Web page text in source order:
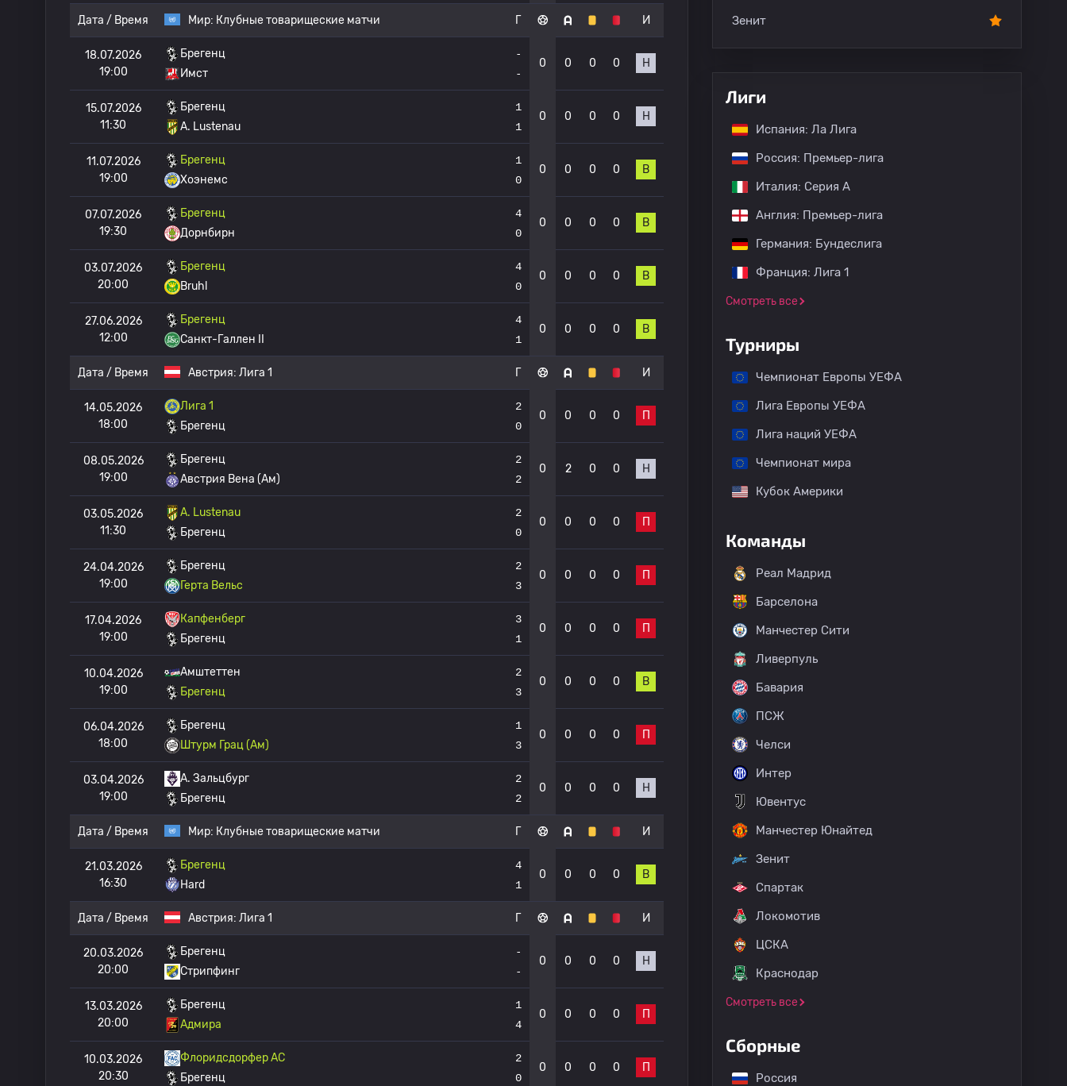
Дата / Время Мир: Клубные товарищеские матчи Г И
18.07.2026
19:00
Брегенц
Имст
-
-
0 0 0 0 Н
15.07.2026
11:30
Брегенц
A. Lustenau
1
1
0 0 0 0 Н
11.07.2026
19:00
Брегенц
Хоэнемс
1
0
0 0 0 0 В
07.07.2026
19:30
Брегенц
Дорнбирн
4
0
0 0 0 0 В
03.07.2026
20:00
Брегенц
Bruhl
4
0
0 0 0 0 В
27.06.2026
12:00
Брегенц
Санкт-Галлен II
4
1
0 0 0 0 В
Дата / Время Австрия: Лига 1 Г И
14.05.2026
18:00
Лига 1
Брегенц
2
0
0 0 0 0 П
08.05.2026
19:00
Брегенц
Австрия Вена (Ам)
2
2
0 2 0 0 Н
03.05.2026
11:30
A. Lustenau
Брегенц
2
0
0 0 0 0 П
24.04.2026
19:00
Брегенц
Герта Вельс
2
3
0 0 0 0 П
17.04.2026
19:00
Капфенберг
Брегенц
3
1
0 0 0 0 П
10.04.2026
19:00
Амштеттен
Брегенц
2
3
0 0 0 0 В
06.04.2026
18:00
Брегенц
Штурм Грац (Ам)
1
3
0 0 0 0 П
03.04.2026
19:00
A. Зальцбург
Брегенц
2
2
0 0 0 0 Н
Дата / Время Мир: Клубные товарищеские матчи Г И
21.03.2026
16:30
Брегенц
Hard
4
1
0 0 0 0 В
Дата / Время Австрия: Лига 1 Г И
20.03.2026
20:00
Брегенц
Стрипфинг
-
-
0 0 0 0 Н
13.03.2026
20:00
Брегенц
Адмира
1
4
0 0 0 0 П
10.03.2026
20:30
Флоридсдорфер АС
Брегенц
2
0
0 0 0 0 П
Зенит
Лиги
Испания: Ла Лига
Россия: Премьер-лига
Италия: Серия А
Англия: Премьер-лига
Германия: Бундеслига
Франция: Лига 1
Смотреть все
Турниры
Чемпионат Европы УЕФА
Лига Европы УЕФА
Лига наций УЕФА
Чемпионат мира
Кубок Америки
Команды
Реал Мадрид
Барселона
Манчестер Сити
Ливерпуль
Бавария
ПСЖ
Челси
Интер
Ювентус
Манчестер Юнайтед
Зенит
Спартак
Локомотив
ЦСКА
Краснодар
Смотреть все
Сборные
Россия